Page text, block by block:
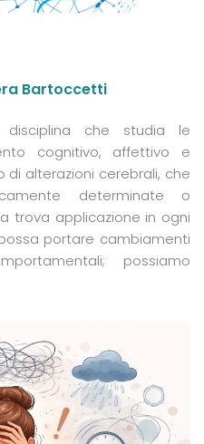
Bartoccetti
disciplina che studia le
cognitivo, affettivo e
alterazioni cerebrali, che
determinate o
trova applicazione in ogni
portare cambiamenti
possiamo